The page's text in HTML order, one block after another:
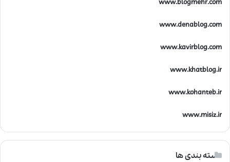
www.blogmehr.com
www.denablog.com
www.kavirblog.com
www.khatblog.ir
www.kohanteb.ir
www.misiz.ir
دسته بندی ها